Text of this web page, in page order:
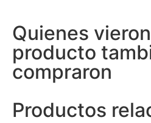
Quienes
producto
compraron
Productos